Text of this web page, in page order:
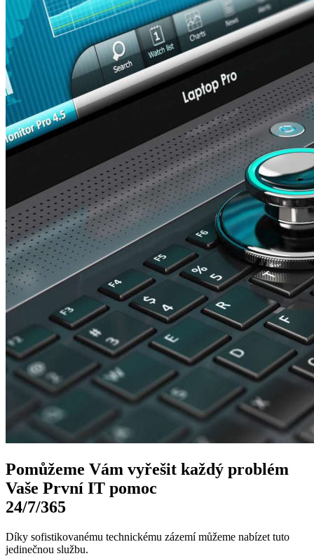
Pomůžeme Vám vyřešit každý problém
Vaše První IT pomoc
24/7/365
Díky sofistikovanému technickému zázemí můžeme nabízet tuto
jedinečnou službu.